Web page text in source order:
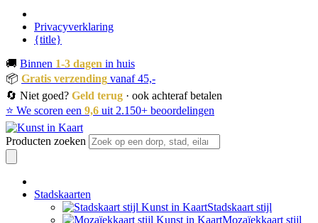
Privacyverklaring
{title}
🚚 Binnen 1-3 dagen in huis
📦 Gratis verzending vanaf 45,-
🔄 Niet goed? Geld terug · ook achteraf betalen
⭐ We scoren een 9,6 uit 2.150+ beoordelingen
Producten zoeken
Stadskaarten
Stadskaart stijl
Mozaïekkaart stijl